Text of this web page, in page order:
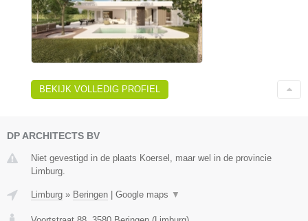
BEKIJK VOLLEDIG PROFIEL
DP ARCHITECTS BV
Niet gevestigd in de plaats Koersel, maar wel in de provincie
Limburg.
Limburg » Beringen Google maps ▼